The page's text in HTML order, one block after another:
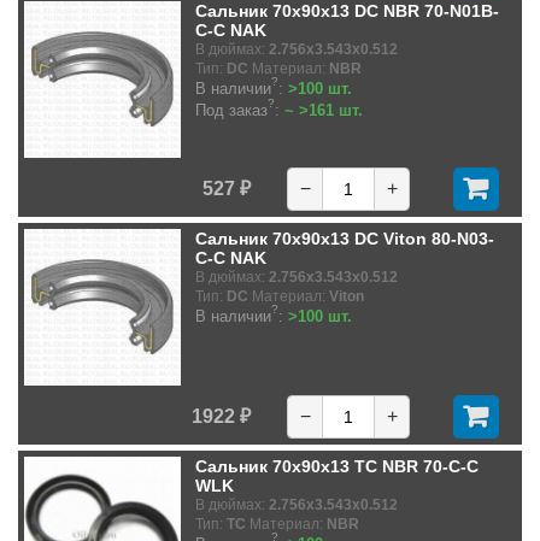
Сальник 70x90x13 DC NBR 70-N01B-
C-C NAK
В дюймах: 2.756x3.543x0.512
Тип: DC Материал: NBR
В наличии?: >100 шт.
Под заказ?: ~ >161 шт.
527 ₽ − +
Сальник 70x90x13 DC Viton 80-N03-
C-C NAK
В дюймах: 2.756x3.543x0.512
Тип: DC Материал: Viton
В наличии?: >100 шт.
1922 ₽ − +
Сальник 70x90x13 TC NBR 70-C-C
WLK
В дюймах: 2.756x3.543x0.512
Тип: TC Материал: NBR
?